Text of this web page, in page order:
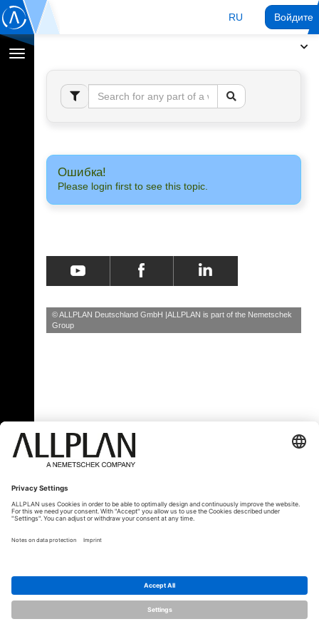
RU Войдите
Переключение
навигации
Ошибка!
Please login first to see this topic.
© ALLPLAN Deutschland GmbH ALLPLAN is part of the Nemetschek
Group